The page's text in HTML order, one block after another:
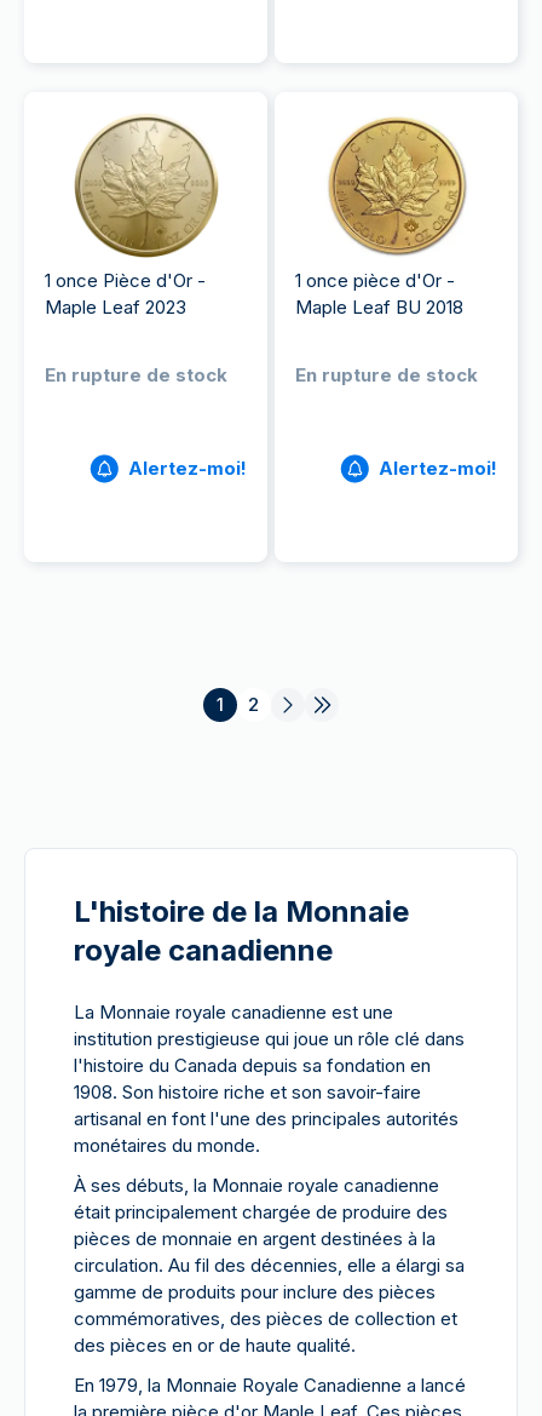
1 once Pièce d'Or -
Maple Leaf 2023
En rupture de stock
Alertez-moi!
1 once pièce d'Or -
Maple Leaf BU 2018
En rupture de stock
Alertez-moi!
1 2
L'histoire de la Monnaie
royale canadienne
La Monnaie royale canadienne est une
institution prestigieuse qui joue un rôle clé dans
l'histoire du Canada depuis sa fondation en
1908. Son histoire riche et son savoir-faire
artisanal en font l'une des principales autorités
monétaires du monde.
À ses débuts, la Monnaie royale canadienne
était principalement chargée de produire des
pièces de monnaie en argent destinées à la
circulation. Au fil des décennies, elle a élargi sa
gamme de produits pour inclure des pièces
commémoratives, des pièces de collection et
des pièces en or de haute qualité.
En 1979, la Monnaie Royale Canadienne a lancé